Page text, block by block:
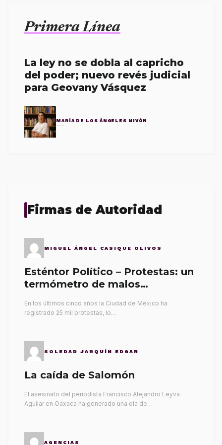
Primera Línea
La ley no se dobla al capricho
del poder; nuevo revés judicial
para Geovany Vásquez
MARÍA DE LOS ÁNGELES NIVÓN
Firmas de Autoridad
MIGUEL ÁNGEL CASIQUE OLIVOS
Esténtor Político – Protestas: un
termómetro de malos
En los últimos cinco años la Ciudad de México ha
registrado 25 mil protestas, lo…
SOLEDAD JARQUÍN EDGAR
La caída de Salomón
El asesinato del periodista Francisco Alejandro Leyva
Aguilar en Oaxaca ha generado una ola de…
AGENCIAS